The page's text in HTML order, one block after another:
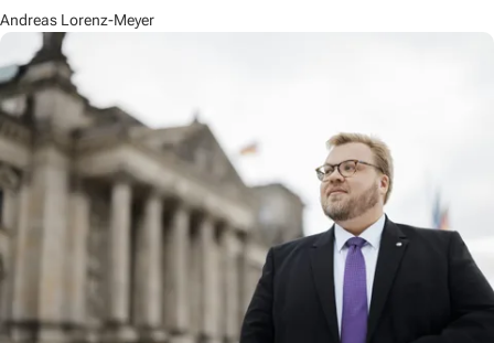
Andreas Lorenz-Meyer